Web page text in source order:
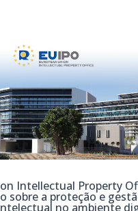
Intellectual Property
sobre a proteção e
no ambiente